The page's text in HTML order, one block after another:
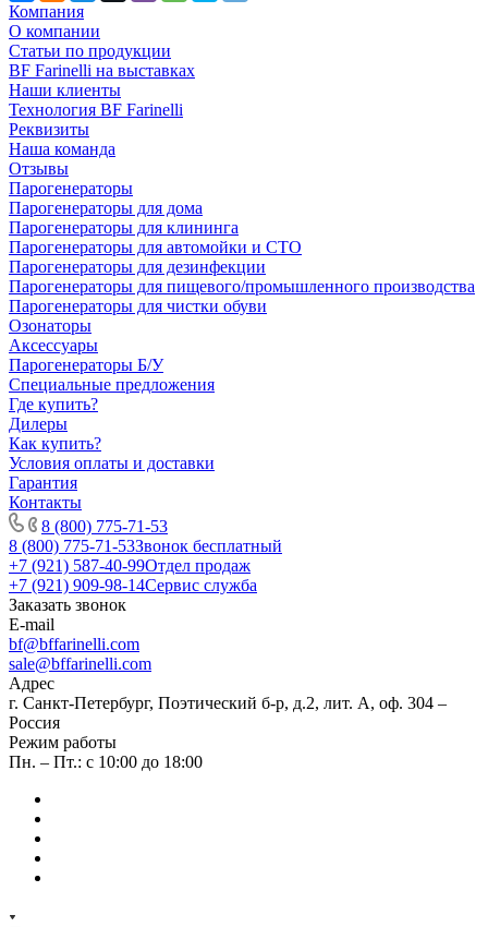
Компания
О компании
Статьи по продукции
BF Farinelli на выставках
Наши клиенты
Технология BF Farinelli
Реквизиты
Наша команда
Отзывы
Парогенераторы
Парогенераторы для дома
Парогенераторы для клининга
Парогенераторы для автомойки и СТО
Парогенераторы для дезинфекции
Парогенераторы для пищевого/промышленного производства
Парогенераторы для чистки обуви
Озонаторы
Аксессуары
Парогенераторы Б/У
Специальные предложения
Где купить?
Дилеры
Как купить?
Условия оплаты и доставки
Гарантия
Контакты
8 (800) 775-71-53
8 (800) 775-71-53Звонок бесплатный
+7 (921) 587-40-99Отдел продаж
+7 (921) 909-98-14Сервис служба
Заказать звонок
E-mail
bf@bffarinelli.com
sale@bffarinelli.com
Адрес
г. Санкт-Петербург, Поэтический б-р, д.2, лит. А, оф. 304 –
Россия
Режим работы
Пн. – Пт.: с 10:00 до 18:00